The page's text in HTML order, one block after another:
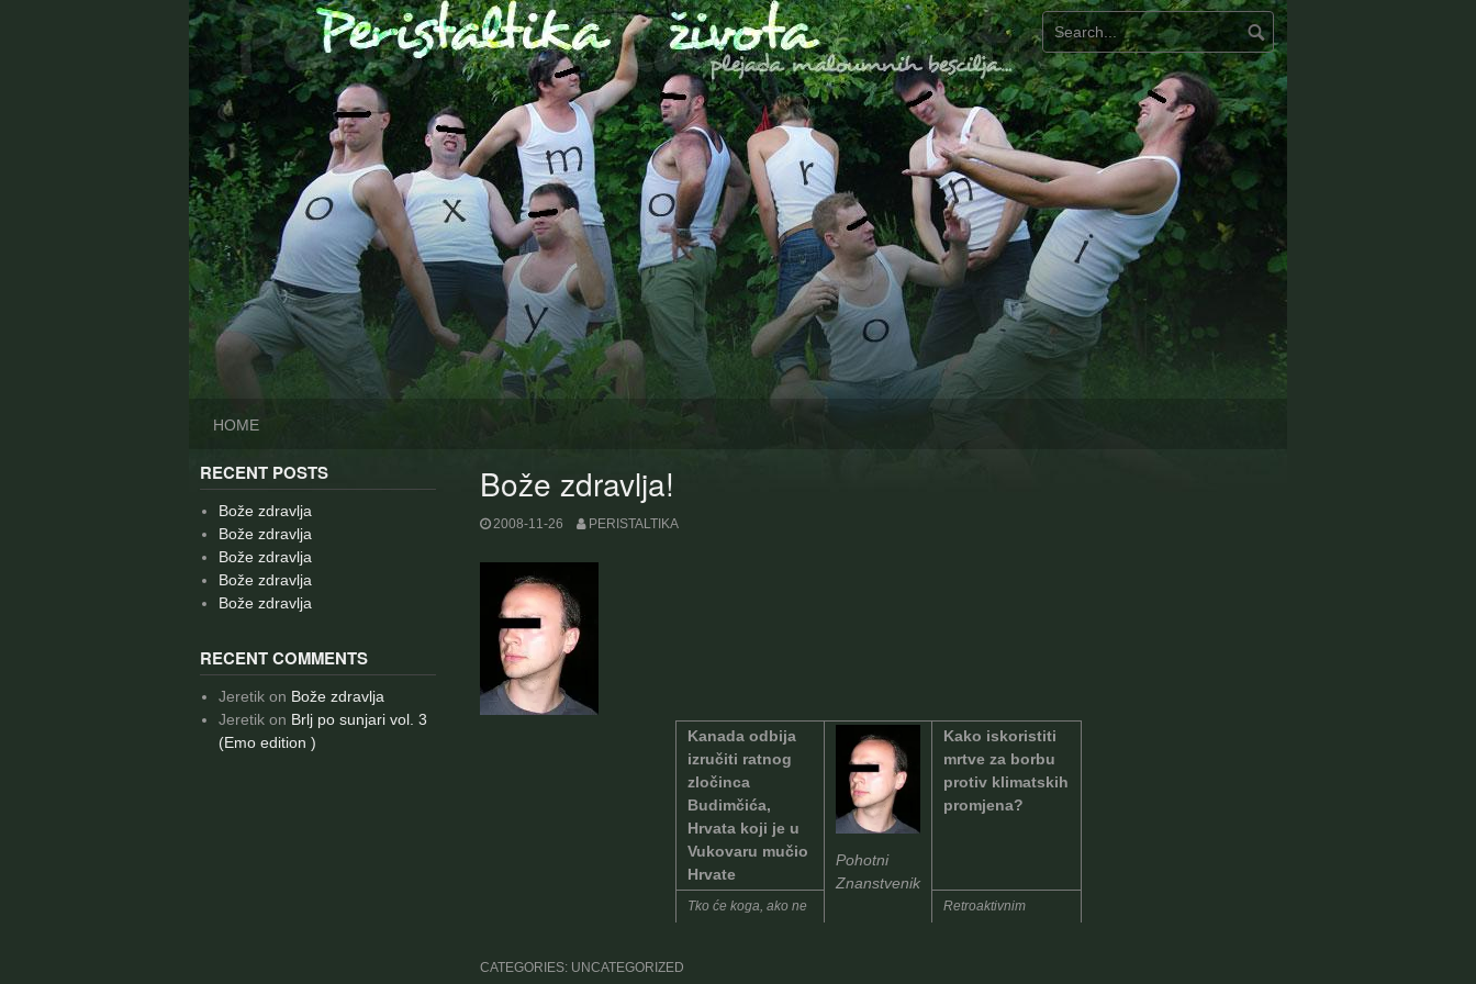
HOME
Bože zdravlja!
2008-11-26 PERISTALTIKA
Kanada odbija
izručiti ratnog
zločinca
Budimčića,
Hrvata koji je u
Vukovaru mučio
Hrvate
Pohotni
Znanstvenik
Kako iskoristiti
mrtve za borbu
protiv klimatskih
promjena?
Tko će koga, ako ne
Retroaktivnim
CATEGORIES: UNCATEGORIZED
RECENT POSTS
Bože zdravlja
Bože zdravlja
Bože zdravlja
Bože zdravlja
Bože zdravlja
RECENT COMMENTS
Jeretikon Bože zdravlja
Jeretikon Brlj po sunjari vol. 3
(Emo edition )